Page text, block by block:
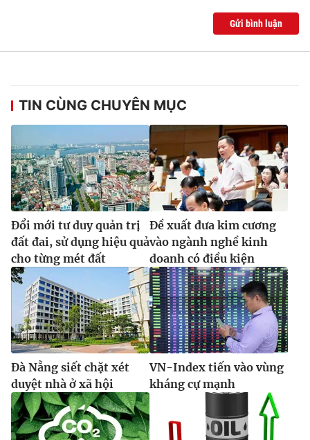
Gửi bình luận
TIN CÙNG CHUYÊN MỤC
Đổi mới tư duy quản trị
đất đai, sử dụng hiệu quả
cho từng mét đất
Đề xuất đưa kim cương
vào ngành nghề kinh
doanh có điều kiện
Đà Nẵng siết chặt xét
duyệt nhà ở xã hội
VN-Index tiến vào vùng
kháng cự mạnh